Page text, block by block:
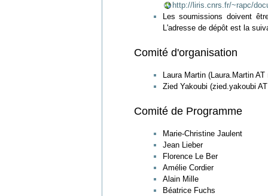
http://liris.cnrs.fr/~rapc/
Les soumissions doivent
L'adresse de dépôt est la
Comité d'organisation
Laura Martin (Laura.Martin
Zied Yakoubi (zied.yakoubi
Comité de Programme
Marie-Christine Jaulent
Jean Lieber
Florence Le Ber
Amélie Cordier
Alain Mille
Béatrice Fuchs